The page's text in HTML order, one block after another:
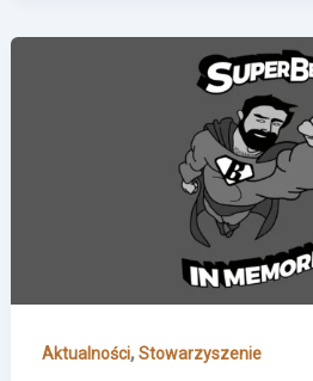
Aktualności,Stowarzyszenie